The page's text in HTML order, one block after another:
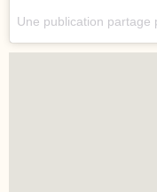
Une publication partage